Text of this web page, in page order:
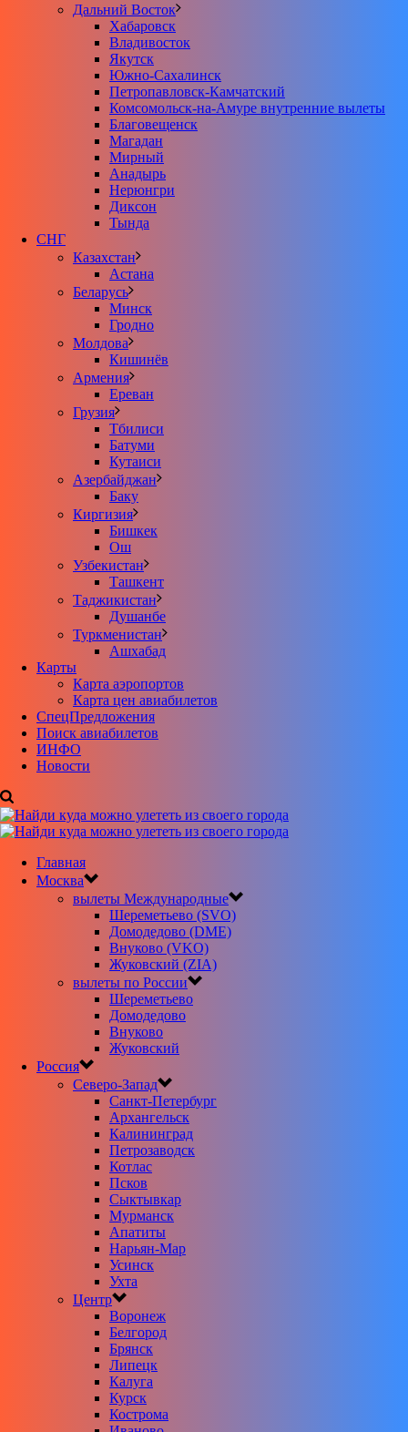
Дальний Восток
Хабаровск
Владивосток
Якутск
Южно-Сахалинск
Петропавловск-Камчатский
Комсомольск-на-Амуре внутренние вылеты
Благовещенск
Магадан
Мирный
Анадырь
Нерюнгри
Диксон
Тында
СНГ
Казахстан
Астана
Беларусь
Минск
Гродно
Молдова
Кишинёв
Армения
Ереван
Грузия
Тбилиси
Батуми
Кутаиси
Азербайджан
Баку
Киргизия
Бишкек
Ош
Узбекистан
Ташкент
Таджикистан
Душанбе
Туркменистан
Ашхабад
Карты
Карта аэропортов
Карта цен авиабилетов
CпецПредложения
Поиск авиабилетов
ИНФО
Новости
Главная
Москва
вылеты Международные
Шереметьево (SVO)
Домодедово (DME)
Внуково (VKO)
Жуковский (ZIA)
вылеты по России
Шереметьево
Домодедово
Внуково
Жуковский
Россия
Северо-Запад
Санкт-Петербург
Архангельск
Калининград
Петрозаводск
Котлас
Псков
Сыктывкар
Мурманск
Апатиты
Нарьян-Мар
Усинск
Ухта
Центр
Воронеж
Белгород
Брянск
Липецк
Калуга
Курск
Кострома